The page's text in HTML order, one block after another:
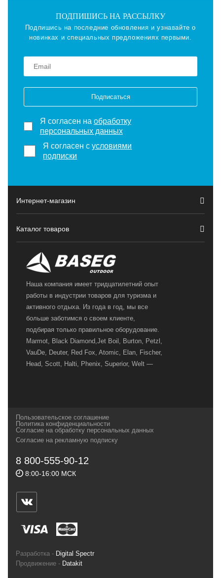
ПОДПИШИСЬ НА РАССЫЛКУ
Подпишись на последние обновления и узнавайте о
новинках и специальных предложениях первыми.
Подписаться
Я согласен на обработку
персональных данных
Я согласен сусловиями
подписки
Интернет-магазин
Каталог товаров
Наша компания имеет тридцатилетний опыт
работы в индустрии товаров для туризма и
активного отдыха. Из года в год, мы все
больше заботимся о своем клиенте,
подбирая только правильное оборудование.
Marmot, Black Diamond,Jet Boil, Burton, Petzl,
VauDe, Deuter, Red Fox, Atomic, Elan, Fischer,
Head, Scott, Halti, Phenix, Superior, Welt —
и взыскательных путешественников,
спортсменов и отдыхающих.
Геннадьевич
ИНН 590300057023 ОГРН 304590319000121
ул.Советская, 25, магазин Басег.
Тел./факс (342) 2101242
Пользовательское соглашение
Политика конфиденциальности
Согласие на обработку персональных данных
Согласие на рекламную подписку
8 800-555-90-12
8:00-16:00 МСК
Разработка - Digital Spectr
Продвижение - Datakit